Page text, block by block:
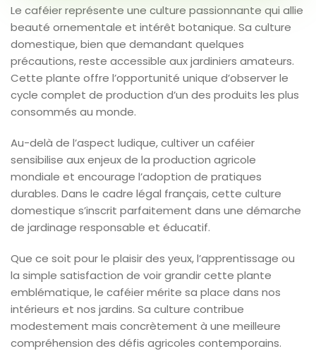
Le caféier représente une culture passionnante qui allie
beauté ornementale et intérêt botanique. Sa culture
domestique, bien que demandant quelques
précautions, reste accessible aux jardiniers amateurs.
Cette plante offre l’opportunité unique d’observer le
cycle complet de production d’un des produits les plus
consommés au monde.
Au-delà de l’aspect ludique, cultiver un caféier
sensibilise aux enjeux de la production agricole
mondiale et encourage l’adoption de pratiques
durables. Dans le cadre légal français, cette culture
domestique s’inscrit parfaitement dans une démarche
de jardinage responsable et éducatif.
Que ce soit pour le plaisir des yeux, l’apprentissage ou
la simple satisfaction de voir grandir cette plante
emblématique, le caféier mérite sa place dans nos
intérieurs et nos jardins. Sa culture contribue
modestement mais concrètement à une meilleure
compréhension des défis agricoles contemporains.